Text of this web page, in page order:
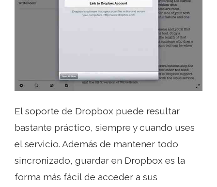
El soporte de Dropbox puede resultar
bastante práctico, siempre y cuando uses
el servicio. Además de mantener todo
sincronizado, guardar en Dropbox es la
forma más fácil de acceder a sus